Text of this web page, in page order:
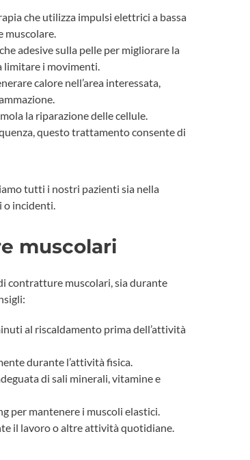
che utilizza impulsi elettrici a bassa
muscolare.
adesive sulla pelle per migliorare la
limitare i movimenti.
calore nell’area interessata,
la riparazione delle cellule.
questo trattamento consente di
tutti i nostri pazienti sia nella
o incidenti.
muscolari
contratture muscolari, sia durante
al riscaldamento prima dell’attività
durante l’attività fisica.
di sali minerali, vitamine e
per mantenere i muscoli elastici.
il lavoro o altre attività quotidiane.